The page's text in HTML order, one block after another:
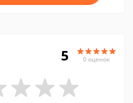
5 0 оценок